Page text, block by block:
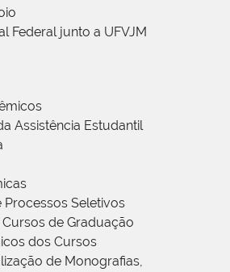
Federal junto a UFVJM
Assistência Estudantil
Seletivos
de Graduação
dos Cursos
de Monografias,